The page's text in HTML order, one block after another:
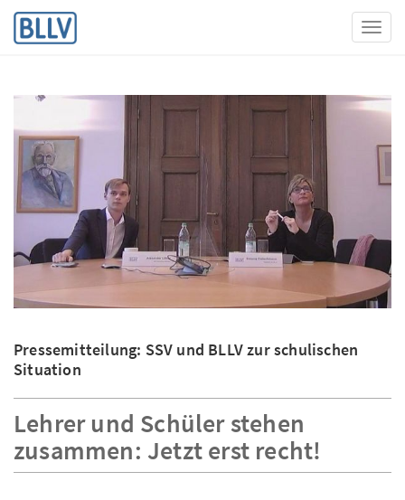
Pressemitteilung: SSV und BLLV zur schulischen
Situation
Lehrer und Schüler stehen
zusammen: Jetzt erst recht!